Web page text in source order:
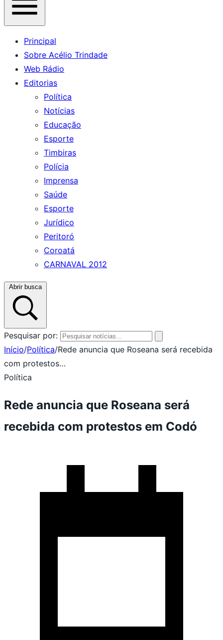
Principal
Sobre Acélio Trindade
Web Rádio
Editorias
Política
Notícias
Educação
Esporte
Timbiras
Polícia
Imprensa
Saúde
Esporte
Jurídico
Peritoró
Coroatá
CARNAVAL 2012
Abrir busca
Pesquisar por:
Início/Política/Rede anuncia que Roseana será recebida
com protestos…
Política
Rede anuncia que Roseana será
recebida com protestos em Codó